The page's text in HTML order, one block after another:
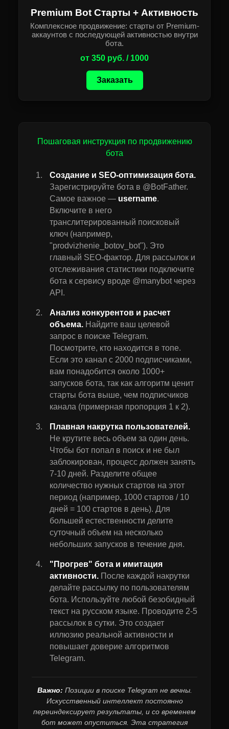
Premium Bot Старты + Активность
Комплексное продвижение: старты от Premium-
аккаунтов с последующей активностью внутри
бота.
от 350 руб. / 1000
Заказать
Пошаговая инструкция по продвижению
бота
Создание и SEO-оптимизация бота.
Зарегистрируйте бота в @BotFather.
Самое важное — username.
Включите в него
транслитерированный поисковый
ключ (например,
"prodvizhenie_botov_bot"). Это
главный SEO-фактор. Для рассылок и
отслеживания статистики подключите
бота к сервису вроде @manybot через
API.
Анализ конкурентов и расчет
объема. Найдите ваш целевой
запрос в поиске Telegram.
Посмотрите, кто находится в топе.
Если это канал с 2000 подписчиками,
вам понадобится около 1000+
запусков бота, так как алгоритм ценит
старты бота выше, чем подписчиков
канала (примерная пропорция 1 к 2).
Плавная накрутка пользователей.
Не крутите весь объем за один день.
Чтобы бот попал в поиск и не был
заблокирован, процесс должен занять
7-10 дней. Разделите общее
количество нужных стартов на этот
период (например, 1000 стартов / 10
дней = 100 стартов в день). Для
большей естественности делите
суточный объем на несколько
небольших запусков в течение дня.
"Прогрев" бота и имитация
активности. После каждой накрутки
делайте рассылку по пользователям
бота. Используйте любой безобидный
текст на русском языке. Проводите 2-5
рассылок в сутки. Это создает
иллюзию реальной активности и
повышает доверие алгоритмов
Telegram.
Важно: Позиции в поиске Telegram не вечны.
Искусственный интеллект постоянно
переиндексирует результаты, и со временем
бот может опуститься. Эта стратегия